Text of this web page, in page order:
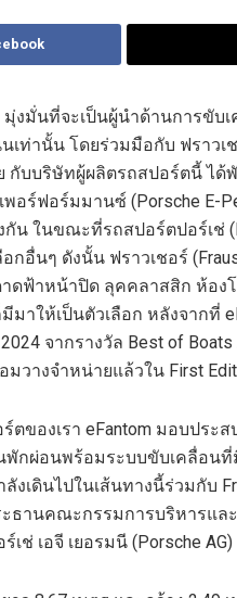
มุ่งมั่นที่จะเป็นผู้นำด้านการขับ
เท่านั้น โดยร่วมมือกับ ฟราวเ
กับบริษัทผู้ผลิตรถสปอร์ตนี้ได้
พอร์ฟอร์มมานซ์ (Porsche E-
กัน ในขณะที่รถสปอร์ตปอร์เช่ (
อกอื่นๆ ดังนั้น ฟราวเชอร์ (
ดฟ้าหน้าปิด ลุคคลาสสิก ห้อง
มาให้เป็นตัวเลือก หลังจากที่
2024 จากรางวัล Best of Boats
มวางจำหน่ายแล้วใน First
ตของเรา eFantom มอบประส
พักผ่อนพร้อมระบบขับเคลื่อน
ลังเดินไปในเส้นทางนี้ร่วมกับ
ะธานคณะกรรมการบริหารแล
ร์เช่ เอจี เยอรมนี (Porsche AG)